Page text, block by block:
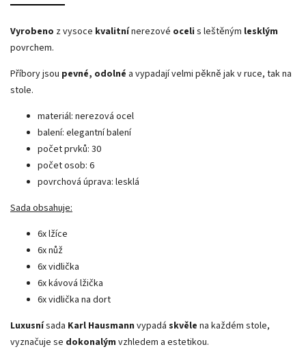
Vyrobeno z vysoce kvalitnínerezové oceli s leštěným lesklým
povrchem.
Příbory jsou pevné, odolné a vypadají velmi pěkně jak v ruce, tak na
stole.
materiál: nerezová ocel
balení: elegantní balení
počet prvků: 30
počet osob: 6
povrchová úprava: lesklá
Sada obsahuje:
6x lžíce
6x nůž
6x vidlička
6x kávová lžička
6x vidlička na dort
Luxusnísada Karl Hausmann vypadá skvěle na každém stole,
vyznačuje se dokonalým vzhledem a estetikou.